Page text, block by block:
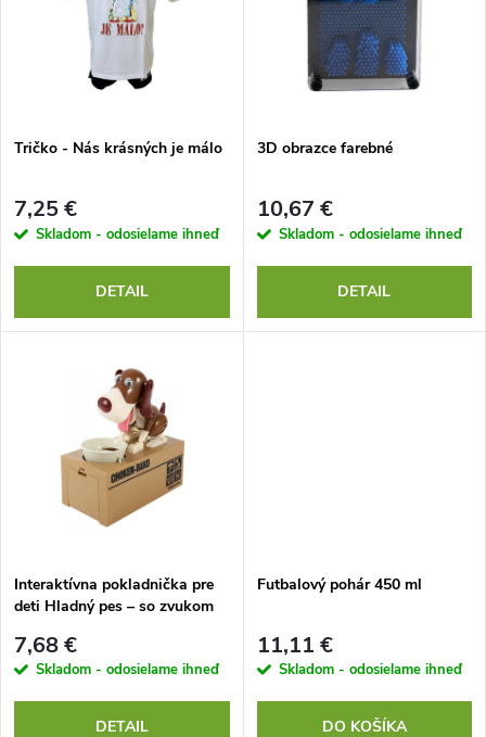
e
p
r
o
o
v
Abecedne
s
p
r
o
v
Tričko - Nás krásných je málo
7,25 €
Skladom - odosielame ihneď
DETAIL
3D obrazce farebné
10,67 €
Skladom - odosielame ihneď
DETAIL
Interaktívna pokladnička pre
deti Hladný pes – so zvukom
7,68 €
Skladom - odosielame ihneď
DETAIL
Futbalový pohár 450 ml
11,11 €
Skladom - odosielame ihneď
DO KOŠÍKA